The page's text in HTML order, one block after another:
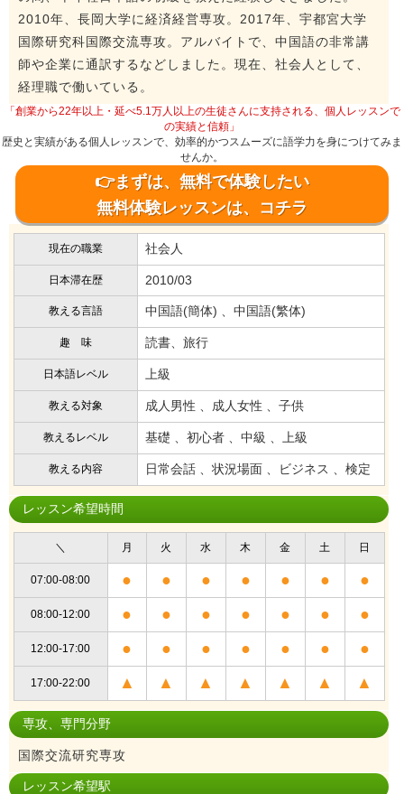
2010年、長岡大学に経済経営専攻。2017年、宇都宮大学
国際研究科国際交流専攻。アルバイトで、中国語の非常講
師や企業に通訳するなどしました。現在、社会人として、
経理職で働いている。
「創業から22年以上・延べ5.1万人以上の生徒さんに支持される、個人レッスンで
の実績と信頼」
歴史と実績がある個人レッスンで、効率的かつスムーズに語学力を身につけてみま
せんか。
👉まずは、無料で体験したい
無料体験レッスンは、コチラ
現在の職業 社会人
日本滞在歴 2010/03
教える言語 中国語(簡体) 、中国語(繁体)
趣 味 読書、旅行
日本語レベル 上級
教える対象 成人男性 、成人女性 、子供
教えるレベル 基礎 、初心者 、中級 、上級
教える内容 日常会話 、状況場面 、ビジネス 、検定
レッスン希望時間
＼ 月 火 水 木 金 土 日
07:00-08:00 ● ● ● ● ● ● ●
08:00-12:00 ● ● ● ● ● ● ●
12:00-17:00 ● ● ● ● ● ● ●
17:00-22:00 ▲ ▲ ▲ ▲ ▲ ▲ ▲
専攻、専門分野
国際交流研究専攻
レッスン希望駅